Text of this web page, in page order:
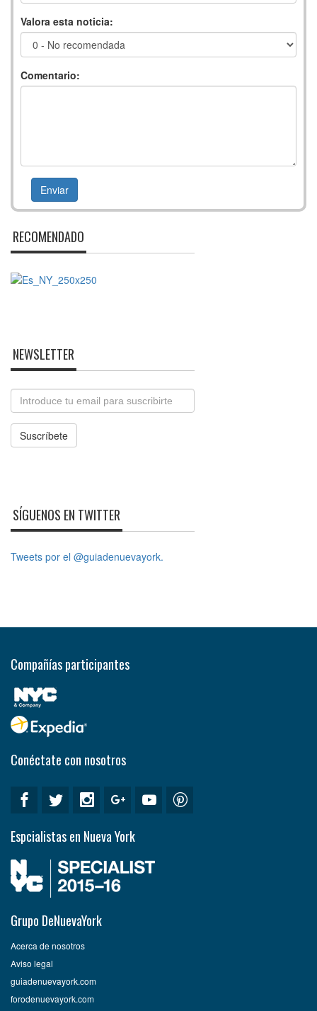
Valora esta noticia:
Comentario:
RECOMENDADO
NEWSLETTER
Email
Suscríbete
SÍGUENOS EN TWITTER
Tweets por el @guiadenuevayork.
Compañías participantes
Conéctate con nosotros
Espcialistas en Nueva York
Grupo DeNuevaYork
Acerca de nosotros
Aviso legal
guiadenuevayork.com
forodenuevayork.com